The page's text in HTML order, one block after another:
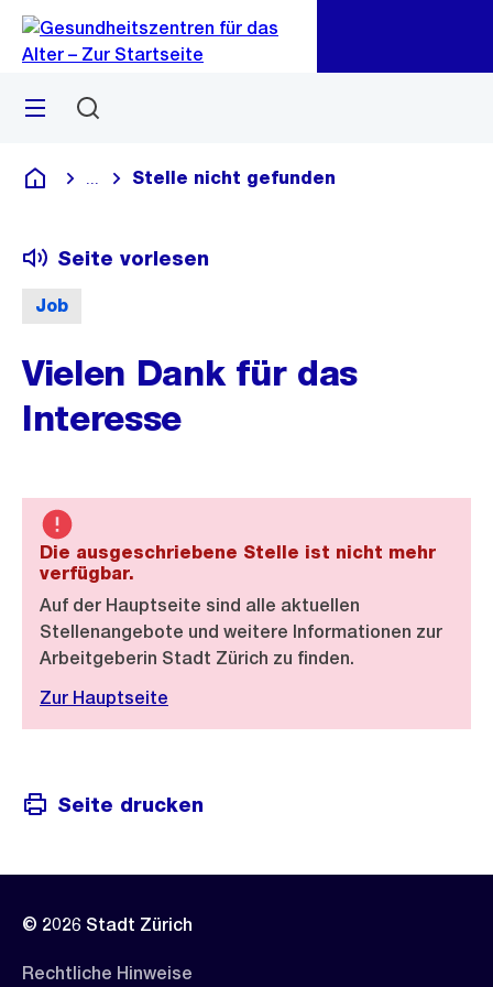
Navigation
Sprunglink
Menü
Gesundheitszentren für das Alter
Blende alle Breadcrumbs ein
Stelle nicht gefunden
Job
Seite vorlesen
Vielen Dank für das
Interesse
Die ausgeschriebene Stelle ist nicht mehr
verfügbar.
Auf der Hauptseite sind alle aktuellen
Stellenangebote und weitere Informationen zur
Arbeitgeberin Stadt Zürich zu finden.
Zur Hauptseite
Seite drucken
© 2026 Stadt Zürich
Rechtliche Hinweise